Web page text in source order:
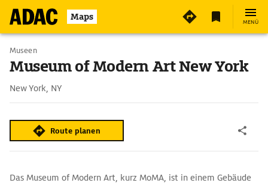
Maps MENÜ
Museen
Museum of Modern Art New York
New York, NY
Route planen
Das Museum of Modern Art, kurz MoMA, ist in einem Gebäude